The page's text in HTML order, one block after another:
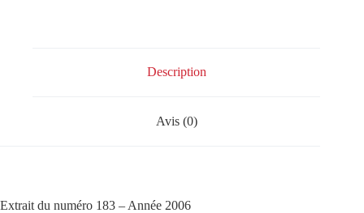
Description
Avis (0)
Extrait du numéro 183 – Année 2006